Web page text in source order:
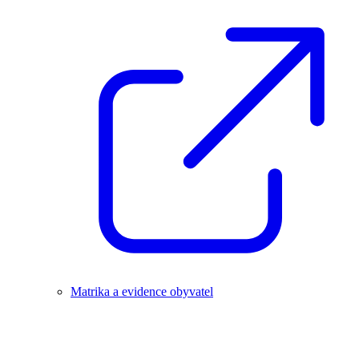
Matrika a evidence obyvatel